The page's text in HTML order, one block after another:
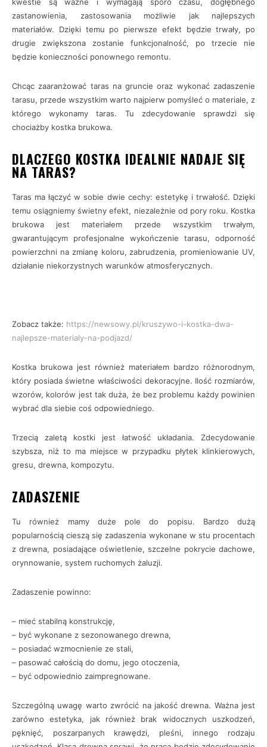
zastanowienia, zastosowania możliwie jak najlepszych
materiałów. Dzięki temu po pierwsze efekt będzie trwały, po
drugie zwiększona zostanie funkcjonalność, po trzecie nie
będzie konieczności ponownego remontu.
Chcąc zaaranżować taras na gruncie oraz wykonać zadaszenie
tarasu, przede wszystkim warto najpierw pomyśleć o materiale, z
którego wykonamy taras. Tu zdecydowanie sprawdzi się
chociażby kostka brukowa.
DLACZEGO KOSTKA IDEALNIE NADAJE SIĘ
NA TARAS?
Taras ma łączyć w sobie dwie cechy: estetykę i trwałość. Dzięki
temu osiągniemy świetny efekt, niezależnie od pory roku. Kostka
brukowa jest materiałem przede wszystkim trwałym,
gwarantującym profesjonalne wykończenie tarasu, odporność
powierzchni na zmianę koloru, zabrudzenia, promieniowanie UV,
działanie niekorzystnych warunków atmosferycznych.
Zobacz także: https://newsowy.pl/kruszywo-i-kostka-dwa-
najlepsze-materialy-na-podjazd/
Kostka brukowa jest również materiałem bardzo różnorodnym,
który posiada świetne właściwości dekoracyjne. Ilość rozmiarów,
wzorów, kolorów jest tak duża, że bez problemu każdy powinien
wybrać dla siebie coś odpowiedniego.
Trzecią zaletą kostki jest łatwość układania. Zdecydowanie
szybsza, niż to ma miejsce w przypadku płytek klinkierowych,
gresu, drewna, kompozytu.
ZADASZENIE
Tu również mamy duże pole do popisu. Bardzo dużą
popularnością cieszą się zadaszenia wykonane w stu procentach
z drewna, posiadające oświetlenie, szczelne pokrycie dachowe,
orynnowanie, system ruchomych żaluzji.
Zadaszenie powinno:
– mieć stabilną konstrukcję,
– być wykonane z sezonowanego drewna,
– posiadać wzmocnienie ze stali,
– pasować całością do domu, jego otoczenia,
– być odpowiednio zaimpregnowane.
Szczególną uwagę warto zwrócić na jakość drewna. Ważna jest
zarówno estetyka, jak również brak widocznych uszkodzeń,
pęknięć, poszarpanych krawędzi, pleśni, innego rodzaju